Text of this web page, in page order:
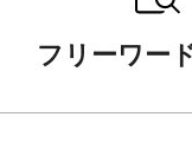
フリーワー